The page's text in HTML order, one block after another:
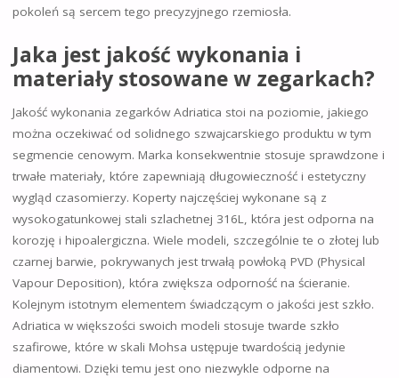
pokoleń są sercem tego precyzyjnego rzemiosła.
Jaka jest jakość wykonania i
materiały stosowane w zegarkach?
Jakość wykonania zegarków Adriatica stoi na poziomie, jakiego
można oczekiwać od solidnego szwajcarskiego produktu w tym
segmencie cenowym. Marka konsekwentnie stosuje sprawdzone i
trwałe materiały, które zapewniają długowieczność i estetyczny
wygląd czasomierzy. Koperty najczęściej wykonane są z
wysokogatunkowej stali szlachetnej 316L, która jest odporna na
korozję i hipoalergiczna. Wiele modeli, szczególnie te o złotej lub
czarnej barwie, pokrywanych jest trwałą powłoką PVD (Physical
Vapour Deposition), która zwiększa odporność na ścieranie.
Kolejnym istotnym elementem świadczącym o jakości jest szkło.
Adriatica w większości swoich modeli stosuje twarde szkło
szafirowe, które w skali Mohsa ustępuje twardością jedynie
diamentowi. Dzięki temu jest ono niezwykle odporne na